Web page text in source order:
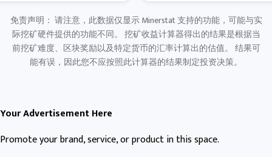
免责声明： 请注意，此数据仅显示 Minerstat 支持的功能，可能与实
际挖矿硬件提供的功能不同。 挖矿收益计算器得出的结果是根据当
前挖矿难度、区块奖励以及特定货币的汇率计算出的估值。 结果可
能有误，因此您不应按照此计算器的结果制定投资决策。
Your Advertisement Here
Promote your brand, service, or product in this space.